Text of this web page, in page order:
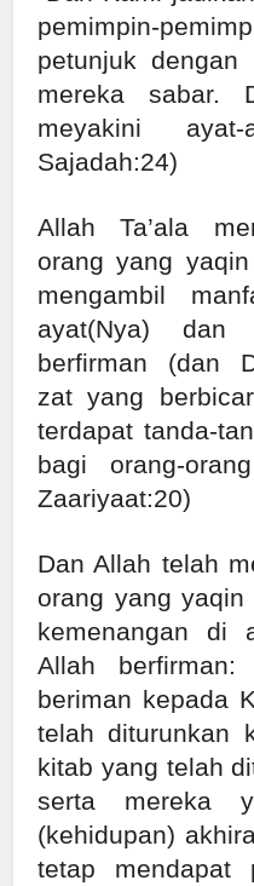
pemimpin-
petunjuk
mereka sabar.
meyakini
Sajadah:24)
Allah Ta’ala
orang yang
mengambil
ayat(Nya) dan
berfirman (dan
zat yang
terdapat tanda-
bagi orang-
Zaariyaat:20)
Dan Allah telah
orang yang
kemenangan di
Allah
beriman kepada
telah diturunkan
kitab yang telah
serta mereka
(kehidupan)
tetap mendapat